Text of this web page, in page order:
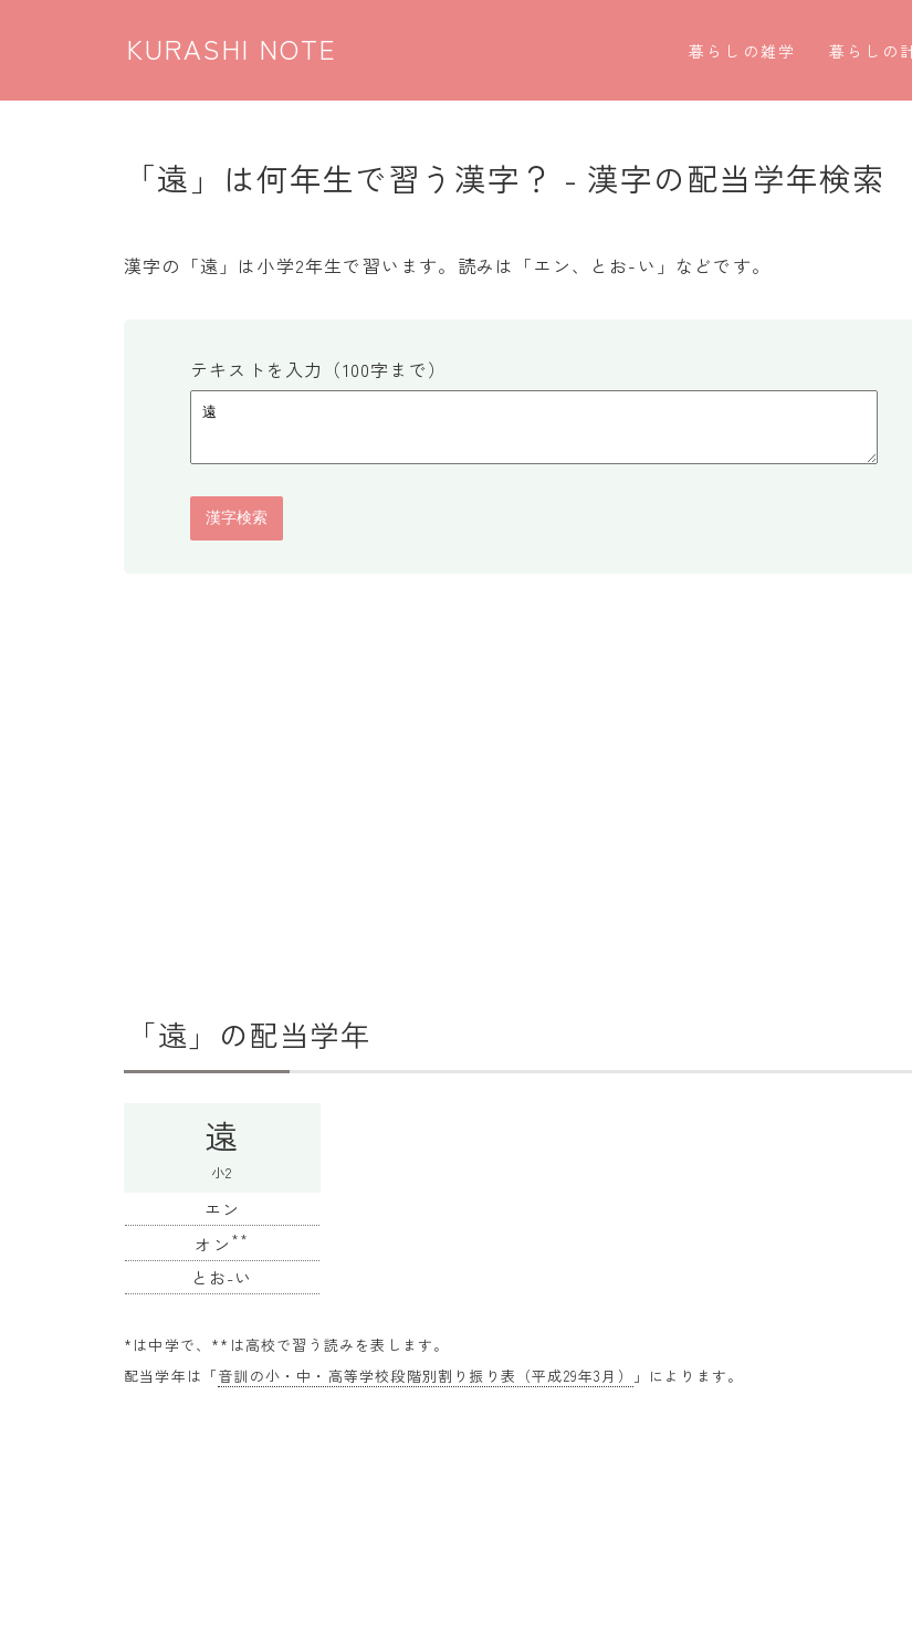
KURASHI NOTE 暮らしの雑学
暮らしの豆知識
子育て豆知識
暮らしの
割引計算
消費税計算
「遠」は何年生で習う漢字？ - 漢字の配当学年検索
漢字の「遠」は小学2年生で習います。読みは「エン、とお-い」などです。
テキストを入力（100字まで）
「遠」の配当学年
遠
小2
エン
オン **
とお-い
*は中学で、**は高校で習う読みを表します。
配当学年は「音訓の小・中・高等学校段階別割り振り表（平成29年3月） 」によります。